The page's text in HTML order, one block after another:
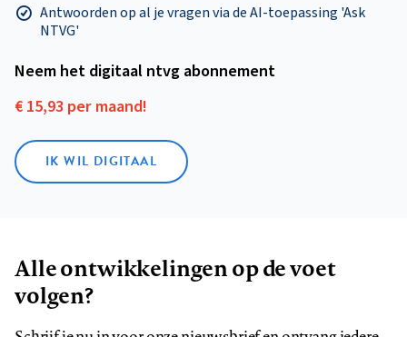
Antwoorden op al je vragen via de AI-toepassing 'Ask
NTVG'
Neem het digitaal ntvg abonnement
€ 15,93 per maand!
IK WIL DIGITAAL
Alle ontwikkelingen op de voet
volgen?